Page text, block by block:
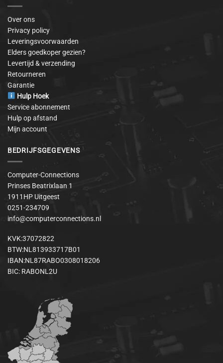
Over ons
Privacy policy
Leveringsvoorwaarden
Elders goedkoper gezien?
Levertijd & verzending
Retourneren
Garantie
Hulp Hoek
Service abonnement
Hulp op afstand
Mijn account
BEDRIJFSGEGEVENS
Computer-Connections
Prinses Beatrixlaan 1
1911HP Uitgeest
0251-234709
info@computerconnections.nl
KVK:37072822
BTW:NL813933717B01
IBAN:NL87RABO0308018206
BIC: RABONL2U